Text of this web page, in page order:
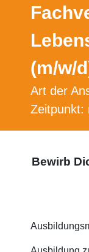
(m/w/
Art der
Zeitpunkt:
Bewirb